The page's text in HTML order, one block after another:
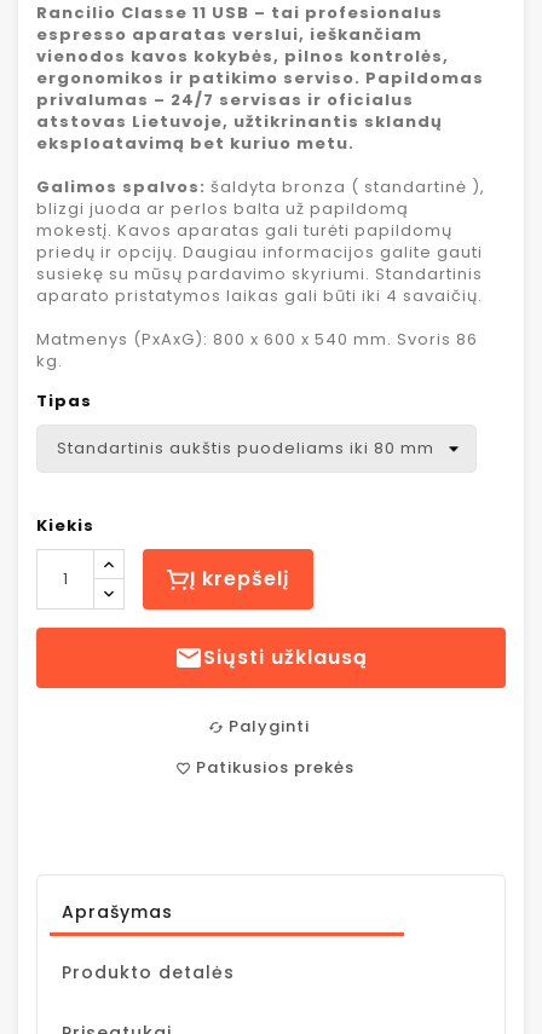
Rancilio Classe 11 USB – tai profesionalus
espresso aparatas verslui, ieškančiam
vienodos kavos kokybės, pilnos kontrolės,
ergonomikos ir patikimo serviso. Papildomas
privalumas – 24/7 servisas ir oficialus
atstovas Lietuvoje, užtikrinantis sklandų
eksploatavimą bet kuriuo metu.
Galimos spalvos: šaldyta bronza ( standartinė ),
blizgi juoda ar perlos balta už papildomą
mokestį. Kavos aparatas gali turėti papildomų
priedų ir opcijų. Daugiau informacijos galite gauti
susiekę su mūsų pardavimo skyriumi. Standartinis
aparato pristatymos laikas gali būti iki 4 savaičių.
Matmenys (PxAxG): 800 x 600 x 540 mm. Svoris 86
kg.
Tipas
Kiekis
Į krepšelį
Siųsti užklausą
cached Palyginti
favorite_border Patikusios prekės
Aprašymas
Produkto detalės